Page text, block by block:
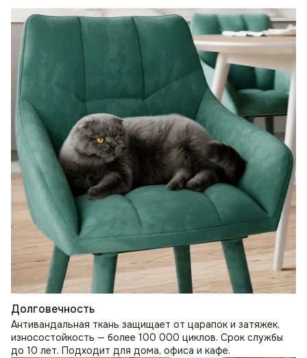
Долговечность
Антивандальная ткань защищает от царапок и затяжек,
износостойкость — более 100 000 циклов. Срок службы
до 10 лет. Подходит для дома, офиса и кафе.